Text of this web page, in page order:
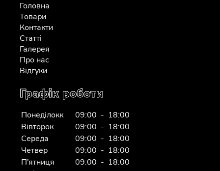
Головна
Товари
Контакти
Статті
Галерея
Про нас
Відгуки
Графік роботи
Понеділокк
09:00 - 18:00
Вівторок
09:00 - 18:00
Середа
09:00 - 18:00
Четвер
09:00 - 18:00
П'ятниця
09:00 - 18:00